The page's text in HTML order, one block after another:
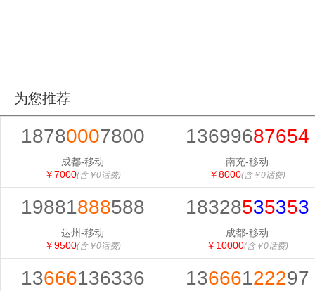
为您推荐
18780007800
成都-移动
￥7000(含￥0话费)
13699687654
南充-移动
￥8000(含￥0话费)
19881888588
达州-移动
￥9500(含￥0话费)
18328535353
成都-移动
￥10000(含￥0话费)
13666136336 13666122297